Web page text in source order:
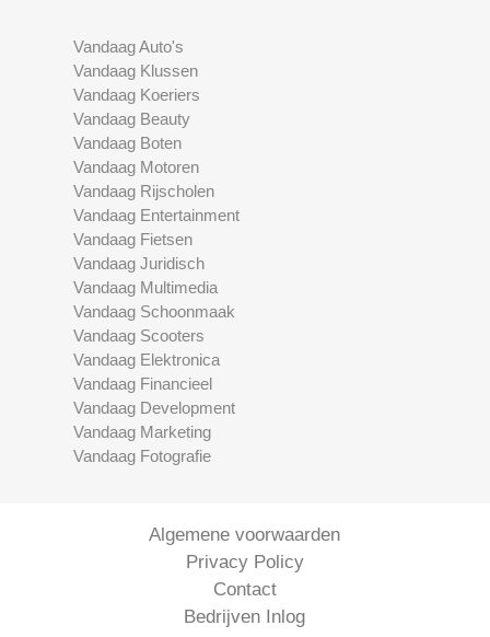
Vandaag Auto's
Vandaag Klussen
Vandaag Koeriers
Vandaag Beauty
Vandaag Boten
Vandaag Motoren
Vandaag Rijscholen
Vandaag Entertainment
Vandaag Fietsen
Vandaag Juridisch
Vandaag Multimedia
Vandaag Schoonmaak
Vandaag Scooters
Vandaag Elektronica
Vandaag Financieel
Vandaag Development
Vandaag Marketing
Vandaag Fotografie
Algemene voorwaarden
Privacy Policy
Contact
Bedrijven Inlog